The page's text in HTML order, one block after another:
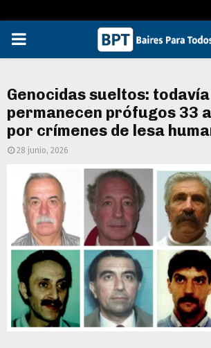
PRIMARY
Genocidas sueltos: todavía
permanecen prófugos 33
por crímenes de lesa
28 junio, 2026